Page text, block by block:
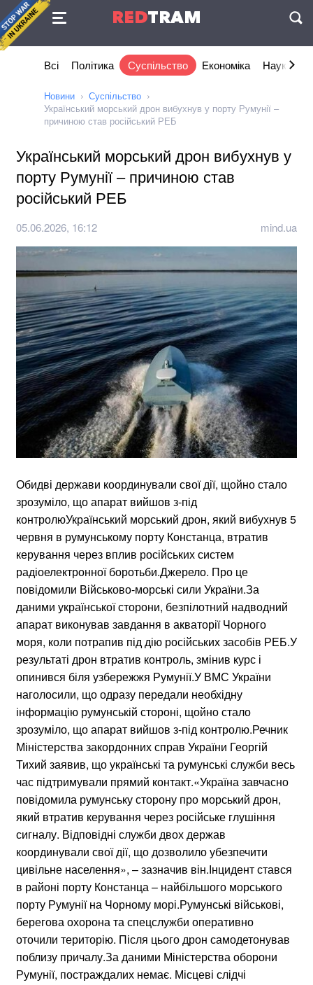
REDTRAM
Угода
Всі Політика Суспільство Економіка Наука та
Новини
Суспільство
Український морський дрон вибухнув у порту Румунії –
причиною став російський РЕБ
Український морський дрон вибухнув у
порту Румунії – причиною став
російський РЕБ
05.06.2026, 16:12 mind.ua
Обидві держави координували свої дії, щойно стало
зрозуміло, що апарат вийшов з-під
контролюУкраїнський морський дрон, який вибухнув 5
червня в румунському порту Констанца, втратив
керування через вплив російських систем
радіоелектронної боротьби.Джерело. Про це
повідомили Військово-морські сили України.За
даними української сторони, безпілотний надводний
апарат виконував завдання в акваторії Чорного
моря, коли потрапив під дію російських засобів РЕБ.У
результаті дрон втратив контроль, змінив курс і
опинився біля узбережжя Румунії.У ВМС України
наголосили, що одразу передали необхідну
інформацію румунській стороні, щойно стало
зрозуміло, що апарат вийшов з-під контролю.Речник
Міністерства закордонних справ України Георгій
Тихий заявив, що українські та румунські служби весь
час підтримували прямий контакт.«Україна завчасно
повідомила румунську сторону про морський дрон,
який втратив керування через російське глушіння
сигналу. Відповідні служби двох держав
координували свої дії, що дозволило убезпечити
цивільне населення», – зазначив він.Інцидент стався
в районі порту Констанца – найбільшого морського
порту Румунії на Чорному морі.Румунські військові,
берегова охорона та спецслужби оперативно
оточили територію. Після цього дрон самодетонував
поблизу причалу.За даними Міністерства оборони
Румунії, постраждалих немає. Місцеві слідчі